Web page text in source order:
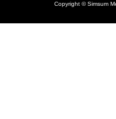
Copyright © Simsum